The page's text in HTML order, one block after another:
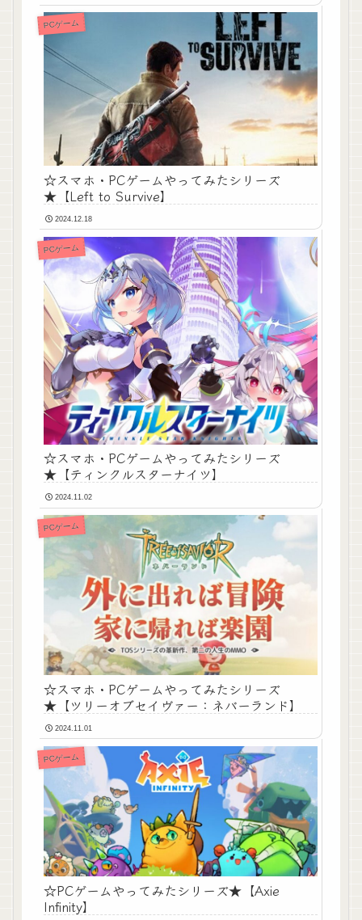
PCゲーム
☆スマホ・PCゲームやってみたシリーズ
★【Left to Survive】
2024.12.18
PCゲーム
☆スマホ・PCゲームやってみたシリーズ
★【ティンクルスターナイツ】
2024.11.02
PCゲーム
☆スマホ・PCゲームやってみたシリーズ
★【ツリーオブセイヴァー：ネバーランド】
2024.11.01
PCゲーム
☆PCゲームやってみたシリーズ★【Axie
Infinity】